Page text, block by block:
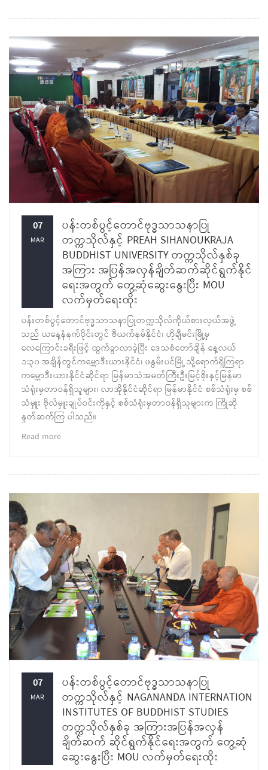
07
MAR
ပန်းတစ်ပွင့်တောင်ဗုဒ္ဓသာသနာပြု
တက္ကသိုလ်နှင့် PREAH SIHANOUKRAJA
BUDDHIST UNIVERSITY တက္ကသိုလ်နှစ်ခု
အကြား အပြန်အလှန်ချိတ်ဆက်ဆိုင်ရွက်နိုင်
ရေးအတွက် တွေ့ဆုံဆွေးနွေးပြီး MOU
လက်မှတ်ရေးထိုး
ပန်းတစ်ပွင့်တောင်ဗုဒ္ဓသာသနာပြုတက္ကသိုလ်ကိုယ်စားလှယ်အဖွဲ့
သည် ယနေ့နံနက်ပိုင်းတွင် ဗီယက်နမ်နိုင်ငံ၊ ဟိုချီမင်းမြို့မှ
လေကြောင်းခရီးဖြင့် ထွက်ခွာလာခဲ့ပြီး ဒေသစံတော်ချိန် နေ့လယ်
၁:၃၀ အချိန်တွင်ကမ္ဘောဒီးယားနိုင်ငံ၊ ဖနွမ်းပင်မြို့ သို့ရောက်ရှိကြရာ
ကမ္ဘောဒီးယားနိုင်ငံဆိုင်ရာ မြန်မာသံအမတ်ကြီးဦးမြင့်စိုးနှင့်မြန်မာ
သံရုံးမှတာဝန်ရှိသူများ၊ လာအိုနိုင်ငံဆိုင်ရာ မြန်မာနိုင်ငံ စစ်သံရုံးမှ စစ်
သံမှူး ဗိုလ်မှူးချုပ်ဝင်းကိုနှင့် စစ်သံရုံးမှတာဝန်ရှိသူများက ကြိုဆို
နှုတ်ဆက်ကြ ပါသည်။
Read more
07
MAR
ပန်းတစ်ပွင့်တောင်ဗုဒ္ဓသာသနာပြု
တက္ကသိုလ်နှင့် NAGANANDA INTERNATION
INSTITUTES OF BUDDHIST STUDIES
တက္ကသိုလ်နှစ်ခု အကြားအပြန်အလှန်
ချိတ်ဆက် ဆိုင်ရွက်နိုင်ရေးအတွက် တွေ့ဆုံ
ဆွေးနွေးပြီး MOU လက်မှတ်ရေးထိုး